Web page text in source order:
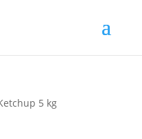
5 kg